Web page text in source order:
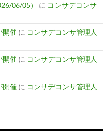
06/05） に コンサデコンサ
開催 に コンサデコンサ管理人
開催 に コンサデコンサ管理人
開催 に コンサデコンサ管理人